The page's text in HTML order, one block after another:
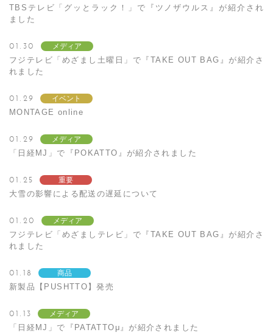
TBSテレビ「グッとラック！」で『ツノザウルス』が紹介され
ました
01.30 メディア
フジテレビ「めざまし土曜日」で『TAKE OUT BAG』が紹介さ
れました
01.29 イベント
MONTAGE online
01.29 メディア
「日経MJ」で『POKATTO』が紹介されました
01.25 重要
大雪の影響による配送の遅延について
01.20 メディア
フジテレビ「めざましテレビ」で『TAKE OUT BAG』が紹介さ
れました
01.18 商品
新製品【PUSHTTO】発売
01.13 メディア
「日経MJ」で『PATATTOμ』が紹介されました